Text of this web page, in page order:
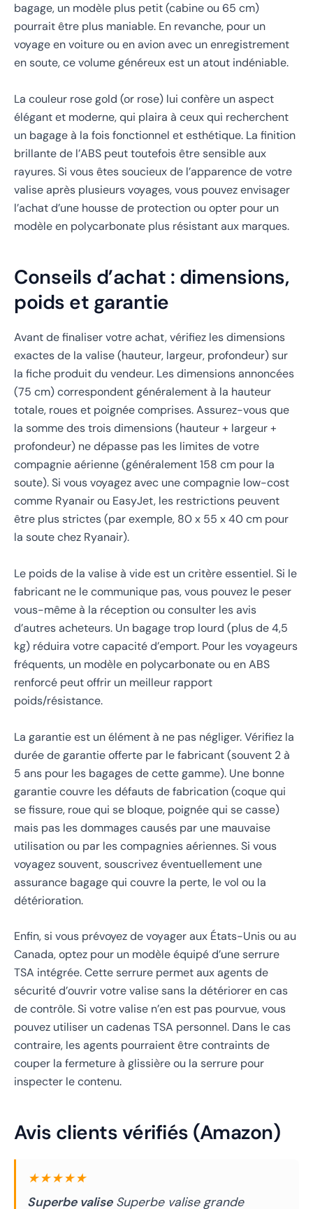
bagage, un modèle plus petit (cabine ou 65 cm)
pourrait être plus maniable. En revanche, pour un
voyage en voiture ou en avion avec un enregistrement
en soute, ce volume généreux est un atout indéniable.
La couleur rose gold (or rose) lui confère un aspect
élégant et moderne, qui plaira à ceux qui recherchent
un bagage à la fois fonctionnel et esthétique. La finition
brillante de l’ABS peut toutefois être sensible aux
rayures. Si vous êtes soucieux de l’apparence de votre
valise après plusieurs voyages, vous pouvez envisager
l’achat d’une housse de protection ou opter pour un
modèle en polycarbonate plus résistant aux marques.
Conseils d’achat : dimensions,
poids et garantie
Avant de finaliser votre achat, vérifiez les dimensions
exactes de la valise (hauteur, largeur, profondeur) sur
la fiche produit du vendeur. Les dimensions annoncées
(75 cm) correspondent généralement à la hauteur
totale, roues et poignée comprises. Assurez-vous que
la somme des trois dimensions (hauteur + largeur +
profondeur) ne dépasse pas les limites de votre
compagnie aérienne (généralement 158 cm pour la
soute). Si vous voyagez avec une compagnie low-cost
comme Ryanair ou EasyJet, les restrictions peuvent
être plus strictes (par exemple, 80 x 55 x 40 cm pour
la soute chez Ryanair).
Le poids de la valise à vide est un critère essentiel. Si le
fabricant ne le communique pas, vous pouvez le peser
vous-même à la réception ou consulter les avis
d’autres acheteurs. Un bagage trop lourd (plus de 4,5
kg) réduira votre capacité d’emport. Pour les voyageurs
fréquents, un modèle en polycarbonate ou en ABS
renforcé peut offrir un meilleur rapport
poids/résistance.
La garantie est un élément à ne pas négliger. Vérifiez la
durée de garantie offerte par le fabricant (souvent 2 à
5 ans pour les bagages de cette gamme). Une bonne
garantie couvre les défauts de fabrication (coque qui
se fissure, roue qui se bloque, poignée qui se casse)
mais pas les dommages causés par une mauvaise
utilisation ou par les compagnies aériennes. Si vous
voyagez souvent, souscrivez éventuellement une
assurance bagage qui couvre la perte, le vol ou la
détérioration.
Enfin, si vous prévoyez de voyager aux États-Unis ou au
Canada, optez pour un modèle équipé d’une serrure
TSA intégrée. Cette serrure permet aux agents de
sécurité d’ouvrir votre valise sans la détériorer en cas
de contrôle. Si votre valise n’en est pas pourvue, vous
pouvez utiliser un cadenas TSA personnel. Dans le cas
contraire, les agents pourraient être contraints de
couper la fermeture à glissière ou la serrure pour
inspecter le contenu.
Avis clients vérifiés (Amazon)
★★★★★
Superbe valiseSuperbe valise grande